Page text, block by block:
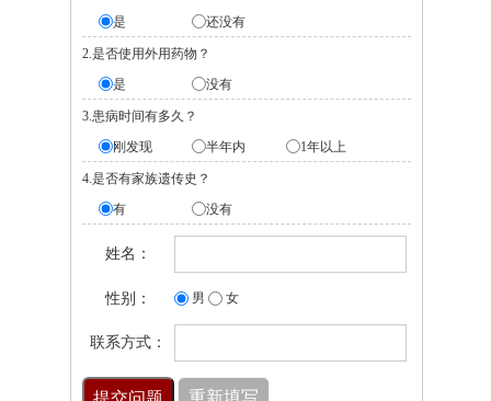
是
还没有
2.是否使用外用药物？
是
没有
3.患病时间有多久？
刚发现
半年内 1年以上
4.是否有家族遗传史？
有
没有
姓名：
性别： 男 女
联系方式：